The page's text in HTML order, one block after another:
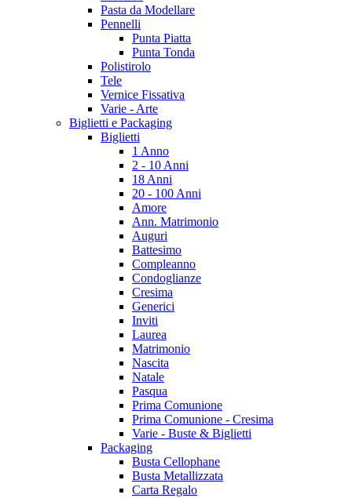
Pasta da Modellare
Pennelli
Punta Piatta
Punta Tonda
Polistirolo
Tele
Vernice Fissativa
Varie - Arte
Biglietti e Packaging
Biglietti
1 Anno
2 - 10 Anni
18 Anni
20 - 100 Anni
Amore
Ann. Matrimonio
Auguri
Battesimo
Compleanno
Condoglianze
Cresima
Generici
Inviti
Laurea
Matrimonio
Nascita
Natale
Pasqua
Prima Comunione
Prima Comunione - Cresima
Varie - Buste & Biglietti
Packaging
Busta Cellophane
Busta Metallizzata
Carta Regalo